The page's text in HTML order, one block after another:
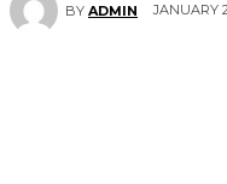
BY ADMIN JANUARY